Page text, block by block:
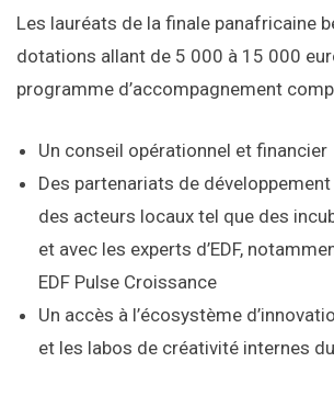
Les lauréats de la finale panafricaine
dotations allant de 5 000 à 15 000
programme d’accompagnement
Un conseil opérationnel et financier
Des partenariats de
des acteurs locaux tel que des
et avec les experts d’EDF,
EDF Pulse Croissance
Un accès à l’écosystème
et les labos de créativité internes